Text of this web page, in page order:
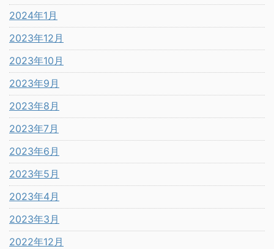
2024年1月
2023年12月
2023年10月
2023年9月
2023年8月
2023年7月
2023年6月
2023年5月
2023年4月
2023年3月
2022年12月